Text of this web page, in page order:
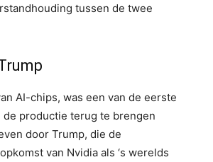
tussen de twee
AI-chips, was een van de eerste
productie terug te brengen
door Trump, die de
van Nvidia als ‘s werelds